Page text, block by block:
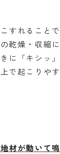
すれることで
乾燥・収縮に
に「キシッ」
で起こりやす
材が動いて鳴